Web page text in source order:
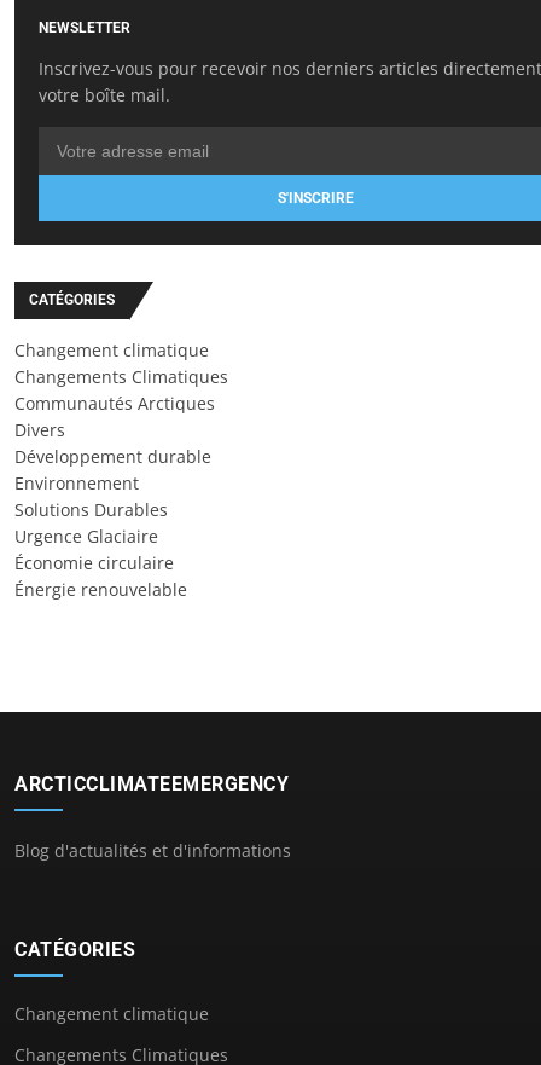
NEWSLETTER
Inscrivez-vous pour recevoir nos derniers articles
votre boîte mail.
S'INSCRIRE
CATÉGORIES
Changement climatique
Changements Climatiques
Communautés Arctiques
Divers
Développement durable
Environnement
Solutions Durables
Urgence Glaciaire
Économie circulaire
Énergie renouvelable
ARCTICCLIMATEEMERGENCY
Blog d'actualités et d'informations
CATÉGORIES
Changement climatique
Changements Climatiques